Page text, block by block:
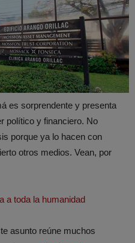
es sorprendente y presenta
político y financiero. No
porque ya lo hacen con
otros medios. Vean, por
a toda la humanidad
asunto reúne muchos